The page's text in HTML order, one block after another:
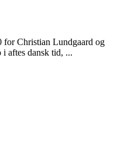
for Christian Lundgaard og
aftes dansk tid, ...